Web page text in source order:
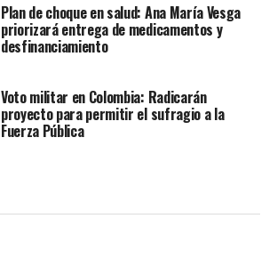
Plan de choque en salud: Ana María Vesga
priorizará entrega de medicamentos y
desfinanciamiento
Voto militar en Colombia: Radicarán
proyecto para permitir el sufragio a la
Fuerza Pública